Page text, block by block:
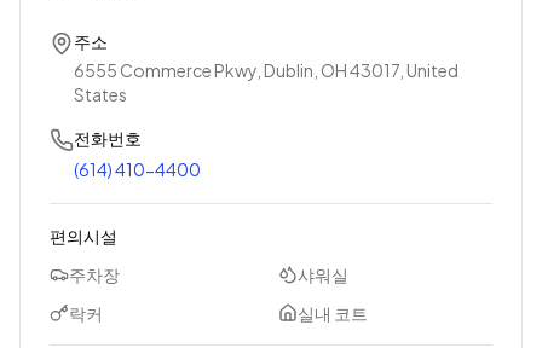
주소
6555 Commerce Pkwy, Dublin, OH 43017, United
States
전화번호
(614) 410-4400
편의시설
주차장
샤워실
락커
실내 코트